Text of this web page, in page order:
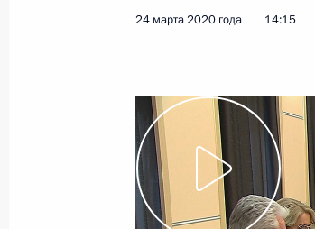
25 марта 2020 года, 19:05
Указ об объявлении
25 марта 2020 года, 19:00
24 марта 2020 года 14:15